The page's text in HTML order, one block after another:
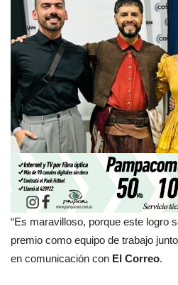
“Es maravilloso, porque este logro
premio como equipo de trabajo
en comunicación con El Correo.